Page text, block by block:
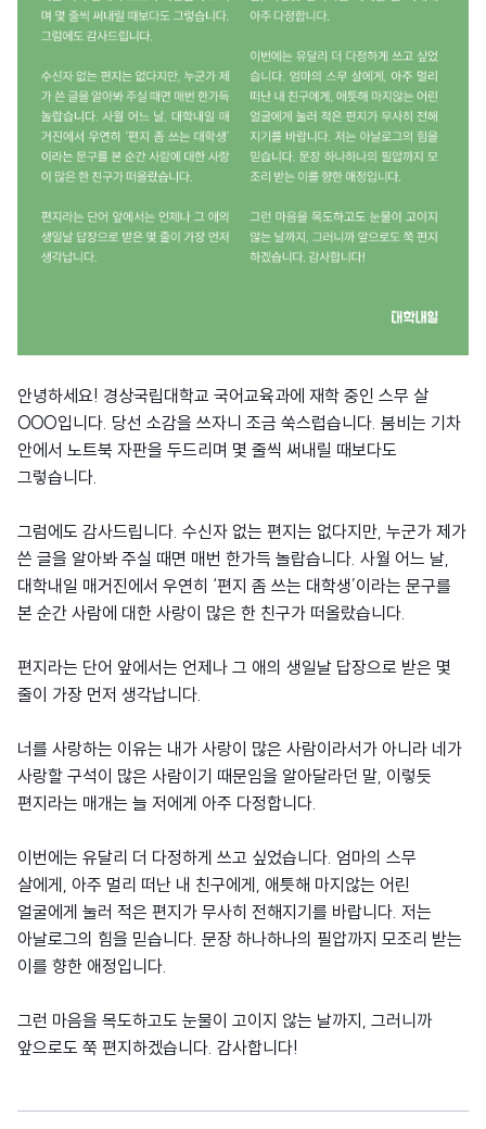
안녕하세요! 경상국립대학교 국어교육과에 재학 중인 스무 살
OOO입니다. 당선 소감을 쓰자니 조금 쑥스럽습니다. 붐비는 기차
안에서 노트북 자판을 두드리며 몇 줄씩 써내릴 때보다도
그렇습니다.
그럼에도 감사드립니다. 수신자 없는 편지는 없다지만, 누군가 제가
쓴 글을 알아봐 주실 때면 매번 한가득 놀랍습니다. 사월 어느 날,
대학내일 매거진에서 우연히 ‘편지 좀 쓰는 대학생’이라는 문구를
본 순간 사람에 대한 사랑이 많은 한 친구가 떠올랐습니다.
편지라는 단어 앞에서는 언제나 그 애의 생일날 답장으로 받은 몇
줄이 가장 먼저 생각납니다.
너를 사랑하는 이유는 내가 사랑이 많은 사람이라서가 아니라 네가
사랑할 구석이 많은 사람이기 때문임을 알아달라던 말, 이렇듯
편지라는 매개는 늘 저에게 아주 다정합니다.
이번에는 유달리 더 다정하게 쓰고 싶었습니다. 엄마의 스무
살에게, 아주 멀리 떠난 내 친구에게, 애틋해 마지않는 어린
얼굴에게 눌러 적은 편지가 무사히 전해지기를 바랍니다. 저는
아날로그의 힘을 믿습니다. 문장 하나하나의 필압까지 모조리 받는
이를 향한 애정입니다.
그런 마음을 목도하고도 눈물이 고이지 않는 날까지, 그러니까
앞으로도 쭉 편지하겠습니다. 감사합니다!